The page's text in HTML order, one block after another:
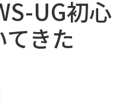
UG初心
きた